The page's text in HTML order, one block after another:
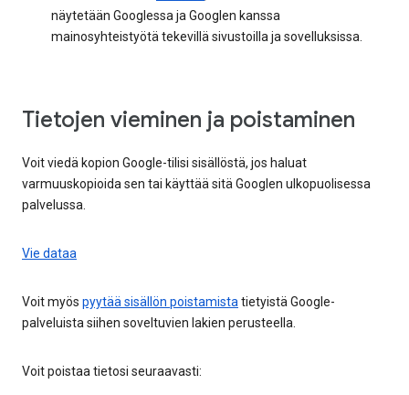
näytetään Googlessa ja Googlen kanssa
mainosyhteistyötä tekevillä sivustoilla ja sovelluksissa.
Tietojen vieminen ja poistaminen
Voit viedä kopion Google-tilisi sisällöstä, jos haluat
varmuuskopioida sen tai käyttää sitä Googlen ulkopuolisessa
palvelussa.
Vie dataa
Voit myös pyytää sisällön poistamista tietyistä Google-
palveluista siihen soveltuvien lakien perusteella.
Voit poistaa tietosi seuraavasti: